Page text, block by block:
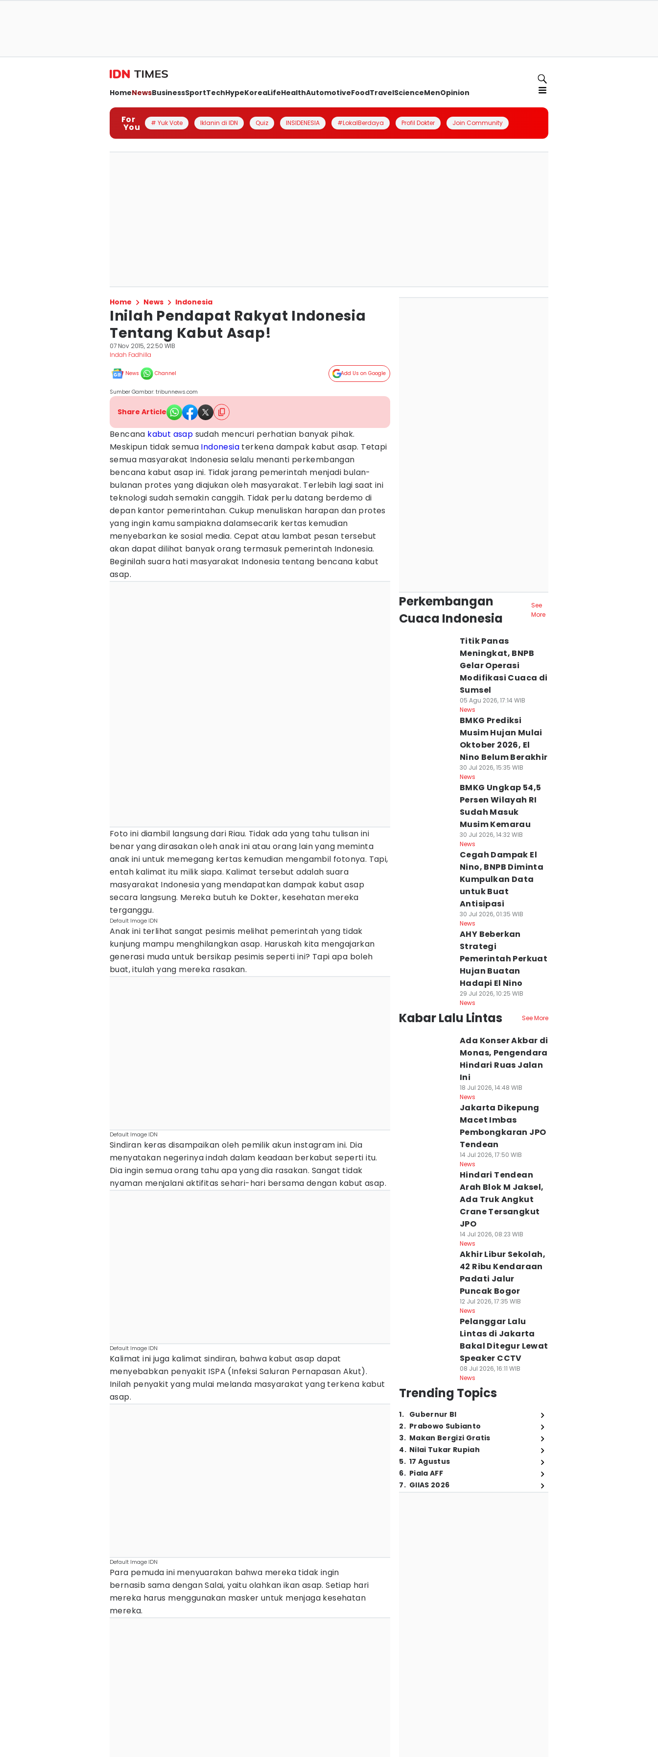
HomeNewsBusinessSportTechHypeKoreaLifeHealthAutomotiveFoodTravelScienceMenOpinion
For
You # Yuk Vote Iklanin di IDN Quiz INSIDENESIA #LokalBerdaya Profil Dokter Join Community
Home News Indonesia
Inilah Pendapat Rakyat Indonesia
Tentang Kabut Asap!
07 Nov 2015, 22:50 WIB
Indah Fadhilla
News Channel Add Us on Google
Sumber Gambar: tribunnews.com
Share Article
Bencana kabut asap sudah mencuri perhatian banyak pihak.
Meskipun tidak semua Indonesia terkena dampak kabut asap. Tetapi
semua masyarakat Indonesia selalu menanti perkembangan
bencana kabut asap ini. Tidak jarang pemerintah menjadi bulan-
bulanan protes yang diajukan oleh masyarakat. Terlebih lagi saat ini
teknologi sudah semakin canggih. Tidak perlu datang berdemo di
depan kantor pemerintahan. Cukup menuliskan harapan dan protes
yang ingin kamu sampiakna dalamsecarik kertas kemudian
menyebarkan ke sosial media. Cepat atau lambat pesan tersebut
akan dapat dilihat banyak orang termasuk pemerintah Indonesia.
Beginilah suara hati masyarakat Indonesia tentang bencana kabut
asap.
Foto ini diambil langsung dari Riau. Tidak ada yang tahu tulisan ini
benar yang dirasakan oleh anak ini atau orang lain yang meminta
anak ini untuk memegang kertas kemudian mengambil fotonya. Tapi,
entah kalimat itu milik siapa. Kalimat tersebut adalah suara
masyarakat Indonesia yang mendapatkan dampak kabut asap
secara langsung. Mereka butuh ke Dokter, kesehatan mereka
terganggu.
Default Image IDN
Anak ini terlihat sangat pesimis melihat pemerintah yang tidak
kunjung mampu menghilangkan asap. Haruskah kita mengajarkan
generasi muda untuk bersikap pesimis seperti ini? Tapi apa boleh
buat, itulah yang mereka rasakan.
Default Image IDN
Sindiran keras disampaikan oleh pemilik akun instagram ini. Dia
menyatakan negerinya indah dalam keadaan berkabut seperti itu.
Dia ingin semua orang tahu apa yang dia rasakan. Sangat tidak
nyaman menjalani aktifitas sehari-hari bersama dengan kabut asap.
Default Image IDN
Kalimat ini juga kalimat sindiran, bahwa kabut asap dapat
menyebabkan penyakit ISPA (Infeksi Saluran Pernapasan Akut).
Inilah penyakit yang mulai melanda masyarakat yang terkena kabut
asap.
Default Image IDN
Para pemuda ini menyuarakan bahwa mereka tidak ingin
bernasib sama dengan Salai, yaitu olahkan ikan asap. Setiap hari
mereka harus menggunakan masker untuk menjaga kesehatan
mereka.
Perkembangan
Cuaca Indonesia
See
More
Titik Panas
Meningkat, BNPB
Gelar Operasi
Modifikasi Cuaca di
Sumsel
05 Agu 2026, 17:14 WIB
News
BMKG Prediksi
Musim Hujan Mulai
Oktober 2026, El
Nino Belum Berakhir
30 Jul 2026, 15:35 WIB
News
BMKG Ungkap 54,5
Persen Wilayah RI
Sudah Masuk
Musim Kemarau
30 Jul 2026, 14:32 WIB
News
Cegah Dampak El
Nino, BNPB Diminta
Kumpulkan Data
untuk Buat
Antisipasi
30 Jul 2026, 01:35 WIB
News
AHY Beberkan
Strategi
Pemerintah Perkuat
Hujan Buatan
Hadapi El Nino
29 Jul 2026, 10:25 WIB
News
Kabar Lalu Lintas See More
Ada Konser Akbar di
Monas, Pengendara
Hindari Ruas Jalan
Ini
18 Jul 2026, 14:48 WIB
News
Jakarta Dikepung
Macet Imbas
Pembongkaran JPO
Tendean
14 Jul 2026, 17:50 WIB
News
Hindari Tendean
Arah Blok M Jaksel,
Ada Truk Angkut
Crane Tersangkut
JPO
14 Jul 2026, 08:23 WIB
News
Akhir Libur Sekolah,
42 Ribu Kendaraan
Padati Jalur
Puncak Bogor
12 Jul 2026, 17:35 WIB
News
Pelanggar Lalu
Lintas di Jakarta
Bakal Ditegur Lewat
Speaker CCTV
08 Jul 2026, 16:11 WIB
News
Trending Topics
1. Gubernur BI
2. Prabowo Subianto
3. Makan Bergizi Gratis
4. Nilai Tukar Rupiah
5. 17 Agustus
6. Piala AFF
7. GIIAS 2026